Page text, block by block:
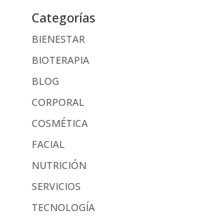
Categorías
BIENESTAR
BIOTERAPIA
BLOG
CORPORAL
COSMÉTICA
FACIAL
NUTRICIÓN
SERVICIOS
TECNOLOGÍA